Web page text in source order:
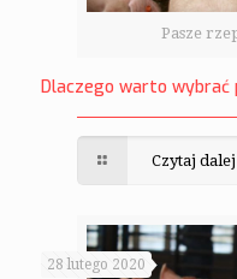
Pasze
Dlaczego warto wybrać
Czytaj dalej
28 lutego 2020